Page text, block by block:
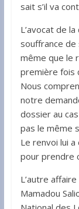
sait s’il va
L’avocat de
souffrance
même que le
première fois
Nous
notre
dossier au
pas le même
Le renvoi lui
pour prendre
L’autre
Mamadou